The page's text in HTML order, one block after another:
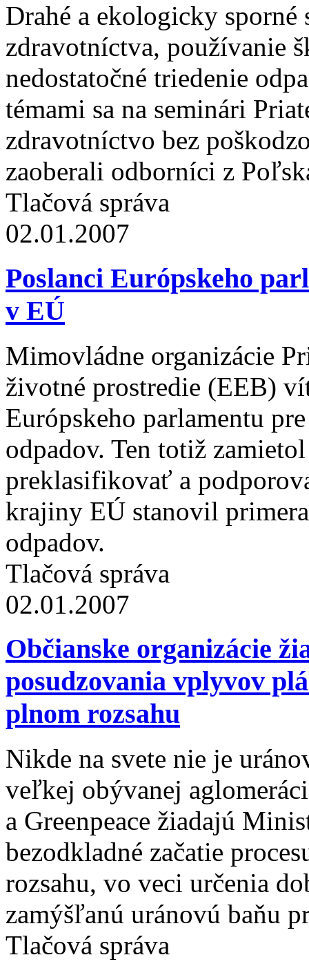
Drahé a ekologicky
zdravotníctva, používanie
nedostatočné triedenie
témami sa na seminári
zdravotníctvo bez
zaoberali odborníci z
Tlačová správa
02.01.2007
Poslanci Európskeho
v EÚ
Mimovládne organizácie
životné prostredie (EEB)
Európskeho parlamentu
odpadov. Ten totiž
preklasifikovať a
krajiny EÚ stanovil
odpadov.
Tlačová správa
02.01.2007
Občianske organizácie
posudzovania vplyvov
plnom rozsahu
Nikde na svete nie je
veľkej obývanej
a Greenpeace žiadajú
bezodkladné začatie
rozsahu, vo veci určenia
zamýšľanú uránovú baňu
Tlačová správa